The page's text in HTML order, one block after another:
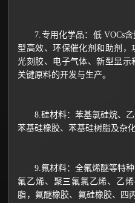
7.专用化学品：低 VOCs含
型高效、环保催化剂和助剂，
光刻胶、电子气体、新型显
关键原料的开发与生产。
8.硅材料：苯基氯硅烷、乙
苯基硅橡胶、苯基硅树脂及杂
9.氟材料：全氟烯醚等特种
氟乙烯、聚三氟氯乙烯、乙
脂，氟醚橡胶、氟硅橡胶、四